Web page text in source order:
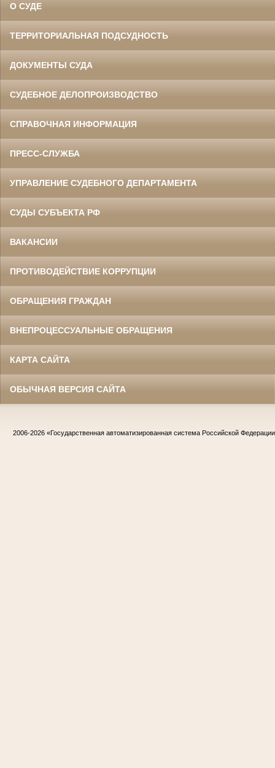
О СУДЕ
ТЕРРИТОРИАЛЬНАЯ ПОДСУДНОСТЬ
ДОКУМЕНТЫ СУДА
СУДЕБНОЕ ДЕЛОПРОИЗВОДСТВО
СПРАВОЧНАЯ ИНФОРМАЦИЯ
ПРЕСС-СЛУЖБА
УПРАВЛЕНИЕ СУДЕБНОГО ДЕПАРТАМЕНТА
СУДЫ СУБЪЕКТА РФ
ВАКАНСИИ
ПРОТИВОДЕЙСТВИЕ КОРРУПЦИИ
ОБРАЩЕНИЯ ГРАЖДАН
ВНЕПРОЦЕССУАЛЬНЫЕ ОБРАЩЕНИЯ
КАРТА САЙТА
ОБЫЧНАЯ ВЕРСИЯ САЙТА
2006-2026 «Государственная автоматизированная система Российской